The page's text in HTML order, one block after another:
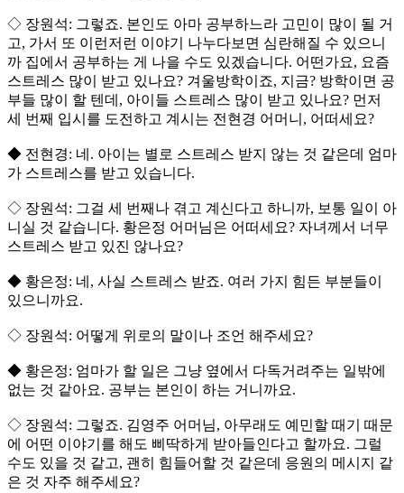
◇ 장원석: 그렇죠. 본인도 아마 공부하느라 고민이 많이 될 거
고, 가서 또 이런저런 이야기 나누다보면 심란해질 수 있으니
까 집에서 공부하는 게 나을 수도 있겠습니다. 어떤가요, 요즘
스트레스 많이 받고 있나요? 겨울방학이죠, 지금? 방학이면 공
부들 많이 할 텐데, 아이들 스트레스 많이 받고 있나요? 먼저
세 번째 입시를 도전하고 계시는 전현경 어머니, 어떠세요?
◆ 전현경: 네. 아이는 별로 스트레스 받지 않는 것 같은데 엄마
가 스트레스를 받고 있습니다.
◇ 장원석: 그걸 세 번째나 겪고 계신다고 하니까, 보통 일이 아
니실 것 같습니다. 황은정 어머님은 어떠세요? 자녀께서 너무
스트레스 받고 있진 않나요?
◆ 황은정: 네, 사실 스트레스 받죠. 여러 가지 힘든 부분들이
있으니까요.
◇ 장원석: 어떻게 위로의 말이나 조언 해주세요?
◆ 황은정: 엄마가 할 일은 그냥 옆에서 다독거려주는 일밖에
없는 것 같아요. 공부는 본인이 하는 거니까요.
◇ 장원석: 그렇죠. 김영주 어머님, 아무래도 예민할 때기 때문
에 어떤 이야기를 해도 삐딱하게 받아들인다고 할까요. 그럴
수도 있을 것 같고, 괜히 힘들어할 것 같은데 응원의 메시지 같
은 것 자주 해주세요?